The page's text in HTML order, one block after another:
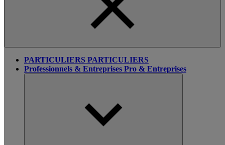
PARTICULIERS PARTICULIERS
Professionnels & Entreprises Pro & Entreprises